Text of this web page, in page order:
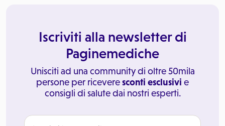
Iscriviti alla newsletter di
Paginemediche
Unisciti ad una community di oltre 50mila
persone per riceveresconti esclusivi e
consigli di salute dai nostri esperti.